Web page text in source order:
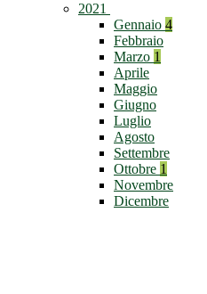
2021
Gennaio 4
Febbraio
Marzo 1
Aprile
Maggio
Giugno
Luglio
Agosto
Settembre
Ottobre 1
Novembre
Dicembre